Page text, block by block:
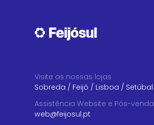
Visite as nossas lojas
Sobreda / Feijó / Lisboa / Setúbal
Assistência Website e Pós-venda
web@feijosul.pt